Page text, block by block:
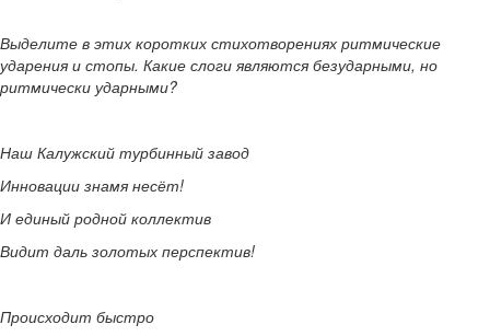
Выделите в этих коротких стихотворениях ритмические
ударения и стопы. Какие слоги являются безударными, но
ритмически ударными?
Наш Калужский турбинный завод
Инновации знамя несёт!
И единый родной коллектив
Видит даль золотых перспектив!
Происходит быстро